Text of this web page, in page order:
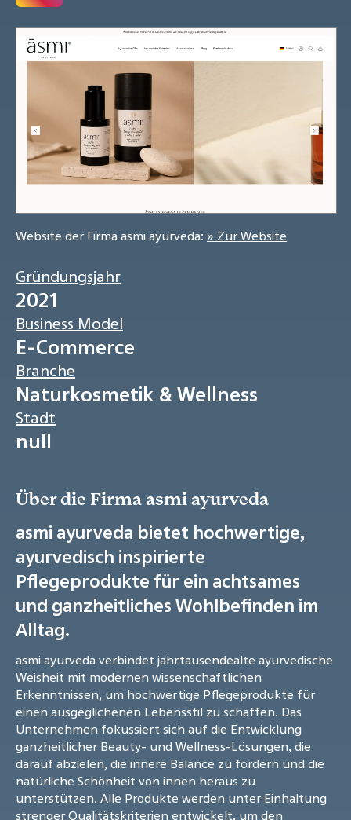
Website der Firma asmi ayurveda: » Zur Website
Gründungsjahr
2021
Business Model
E-Commerce
Branche
Naturkosmetik & Wellness
Stadt
null
Über die Firma asmi ayurveda
asmi ayurveda bietet hochwertige,
ayurvedisch inspirierte
Pflegeprodukte für ein achtsames
und ganzheitliches Wohlbefinden im
Alltag.
asmi ayurveda verbindet jahrtausendealte ayurvedische
Weisheit mit modernen wissenschaftlichen
Erkenntnissen, um hochwertige Pflegeprodukte für
einen ausgeglichenen Lebensstil zu schaffen. Das
Unternehmen fokussiert sich auf die Entwicklung
ganzheitlicher Beauty- und Wellness-Lösungen, die
darauf abzielen, die innere Balance zu fördern und die
natürliche Schönheit von innen heraus zu
unterstützen. Alle Produkte werden unter Einhaltung
strenger Qualitätskriterien entwickelt, um den